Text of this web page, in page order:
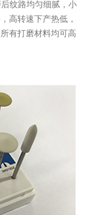
纹路均匀细腻，小
高转速下产热低，
有打磨材料均可高